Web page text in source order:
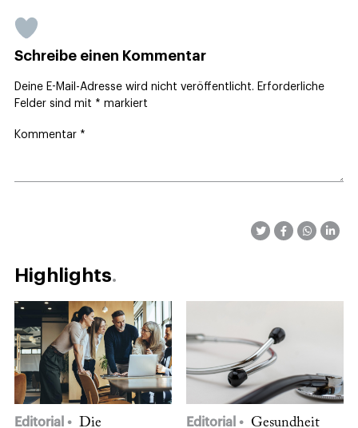
Schreibe einen Kommentar
Deine E-Mail-Adresse wird nicht veröffentlicht. Erforderliche
Felder sind mit * markiert
Kommentar *
Highlights
Editorial
Die
Editorial
Gesundheit